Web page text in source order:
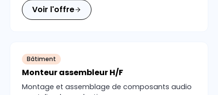
Voir l'offre
Bâtiment
Monteur assembleur H/F
Montage et assemblage de composants audio